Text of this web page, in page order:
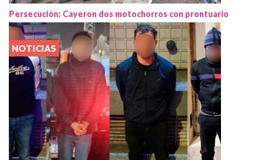
Persecución: Cayeron dos motochorros con prontuario
NOTICIAS